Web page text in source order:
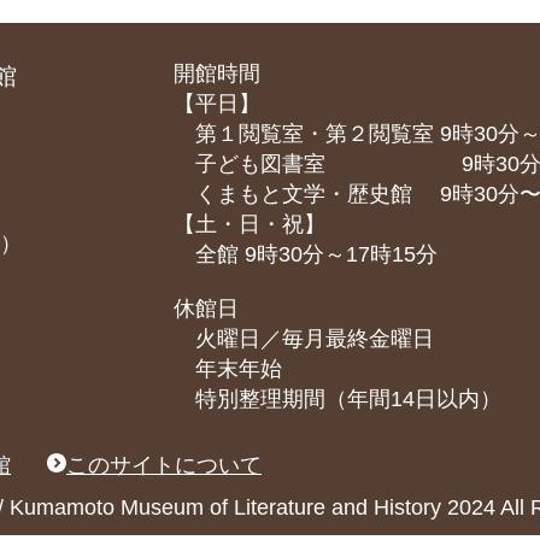
開館時間
【平日】
第１閲覧室・第２閲覧室 9時30分
子ども図書室 9時30分～
くまもと⽂学・歴史館 9時30分
【土・日・祝】
全館 9時30分～17時15分
休館日
火曜日／毎月最終金曜日
年末年始
特別整理期間（年間14日以内）
このサイトについて
Kumamoto Museum of Literature and History 2024